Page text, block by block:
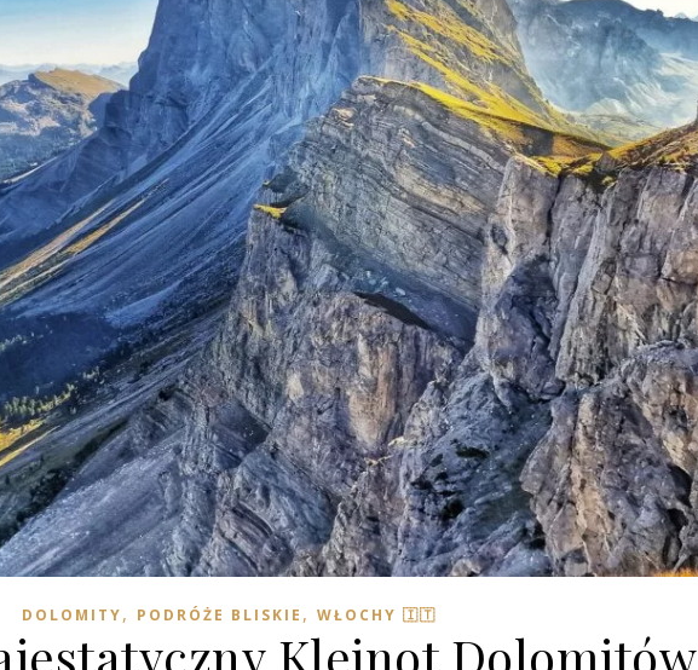
DOLOMITY, PODRÓŻE BLISKIE , WŁOCHY 🇮🇹
Klejnot Dolomitów